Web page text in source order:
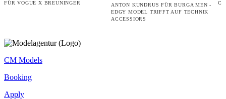
FÜR VOGUE X BREUNINGER
ANTON KUNDRUS FÜR BURGA MEN -
EDGY MODEL TRIFFT AUF TECHNIK
ACCESSIORS
CM Models
Booking
Apply